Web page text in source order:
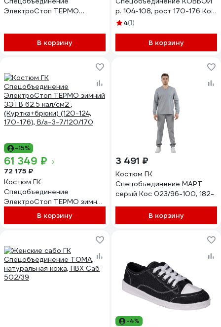
ЭлектроСтоп ТЕРМО
18 В/хн Л-4/128/182
В корзину
р. 104-108, рост 170-176 Кос
525/104/170
4(1)
В корзину
-15%
61 349 ₽
72 175 ₽
Костюм ГК
Спецобъединение
ЭлектроСтоп ТЕРМО зимний
ЗЭТВ 62.5 кал/см2 ,
(Куртка+брюки) (120-124,
В корзину
3 491 ₽
Костюм ГК
Спецобъединение МАРТ
серый Кос 023/96-100, 182-
В корзину
-4%